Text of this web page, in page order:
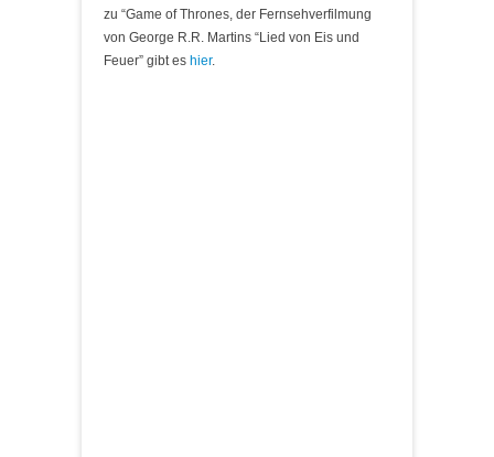
zu “Game of Thrones, der Fernsehverfilmung
von George R.R. Martins “Lied von Eis und
Feuer” gibt es hier.